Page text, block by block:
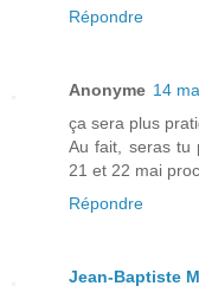
Répondre
Anonyme 14
ça sera plus
Au fait, seras tu
21 et 22 mai
Répondre
Jean-Baptiste